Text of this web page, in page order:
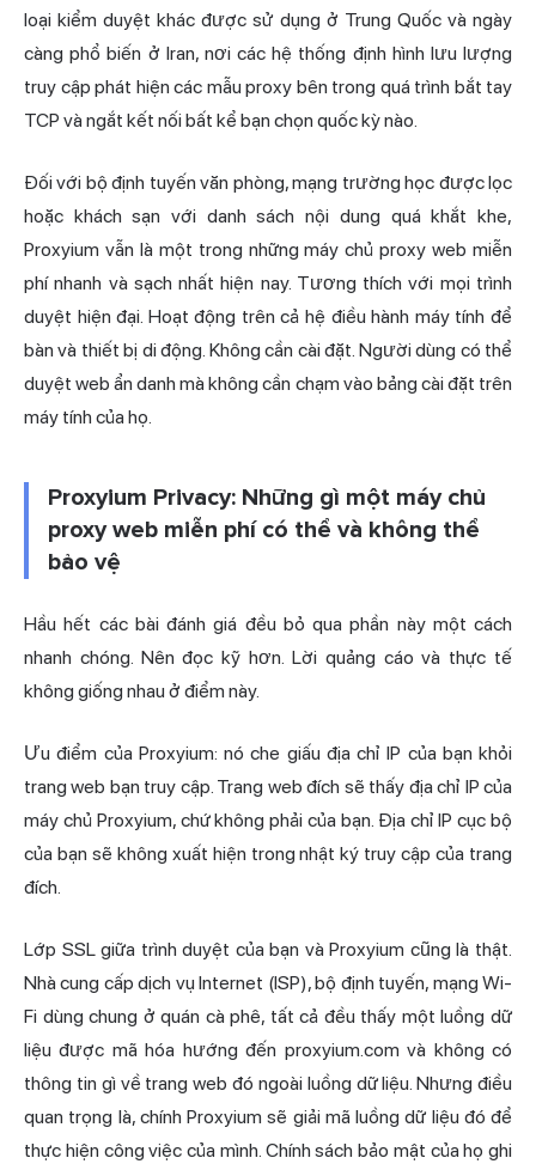
loại kiểm duyệt khác được sử dụng ở Trung Quốc và ngày
càng phổ biến ở Iran, nơi các hệ thống định hình lưu lượng
truy cập phát hiện các mẫu proxy bên trong quá trình bắt tay
TCP và ngắt kết nối bất kể bạn chọn quốc kỳ nào.
Đối với bộ định tuyến văn phòng, mạng trường học được lọc
hoặc khách sạn với danh sách nội dung quá khắt khe,
Proxyium vẫn là một trong những máy chủ proxy web miễn
phí nhanh và sạch nhất hiện nay. Tương thích với mọi trình
duyệt hiện đại. Hoạt động trên cả hệ điều hành máy tính để
bàn và thiết bị di động. Không cần cài đặt. Người dùng có thể
duyệt web ẩn danh mà không cần chạm vào bảng cài đặt trên
máy tính của họ.
Proxyium Privacy: Những gì một máy chủ
proxy web miễn phí có thể và không thể
bảo vệ
Hầu hết các bài đánh giá đều bỏ qua phần này một cách
nhanh chóng. Nên đọc kỹ hơn. Lời quảng cáo và thực tế
không giống nhau ở điểm này.
Ưu điểm của Proxyium: nó che giấu địa chỉ IP của bạn khỏi
trang web bạn truy cập. Trang web đích sẽ thấy địa chỉ IP của
máy chủ Proxyium, chứ không phải của bạn. Địa chỉ IP cục bộ
của bạn sẽ không xuất hiện trong nhật ký truy cập của trang
đích.
Lớp SSL giữa trình duyệt của bạn và Proxyium cũng là thật.
Nhà cung cấp dịch vụ Internet (ISP), bộ định tuyến, mạng Wi-
Fi dùng chung ở quán cà phê, tất cả đều thấy một luồng dữ
liệu được mã hóa hướng đến proxyium.com và không có
thông tin gì về trang web đó ngoài luồng dữ liệu. Nhưng điều
quan trọng là, chính Proxyium sẽ giải mã luồng dữ liệu đó để
thực hiện công việc của mình. Chính sách bảo mật của họ ghi